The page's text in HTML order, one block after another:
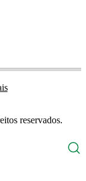
reservados.